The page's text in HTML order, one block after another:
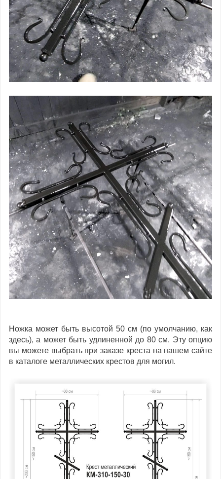
Ножка может быть высотой 50 см (по умолчанию, как
здесь), а может быть удлиненной до 80 см. Эту опцию
вы можете выбрать при заказе креста на нашем сайте
в каталоге металлических крестов для могил.